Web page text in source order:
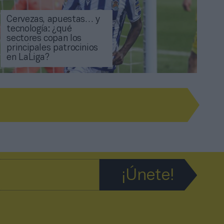
Cervezas, apuestas… y
tecnología: ¿qué
sectores copan los
principales patrocinios
en LaLiga?